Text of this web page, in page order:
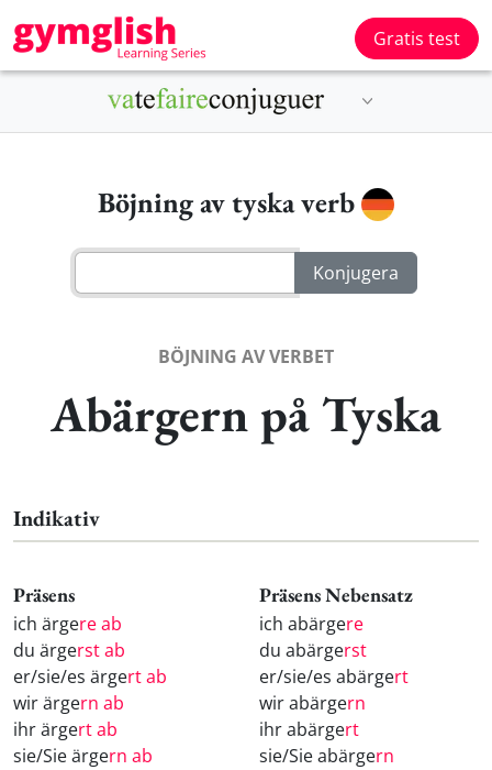
Gratis test
Böjning av tyska verb
BÖJNING AV VERBET
Abärgern på Tyska
Indikativ
Präsens
ich ärgere ab
du ärgerst ab
er/sie/es ärgert ab
wir ärgern ab
ihr ärgert ab
sie/Sie ärgern ab
Präsens Nebensatz
ich abärgere
du abärgerst
er/sie/es abärgert
wir abärgern
ihr abärgert
sie/Sie abärgern